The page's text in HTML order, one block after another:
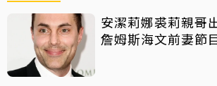
安潔莉娜裘莉親哥
詹姆斯海文前妻節